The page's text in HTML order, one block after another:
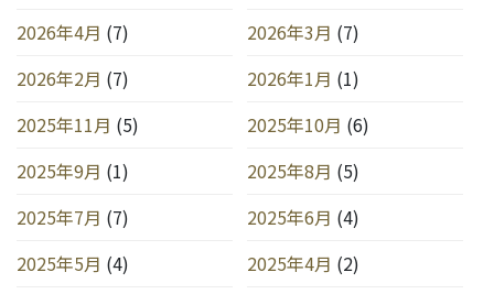
2026年4月 (7) 2026年3月 (7)
2026年2月 (7) 2026年1月 (1)
2025年11月 (5) 2025年10月 (6)
2025年9月 (1) 2025年8月 (5)
2025年7月 (7) 2025年6月 (4)
2025年5月 (4) 2025年4月 (2)